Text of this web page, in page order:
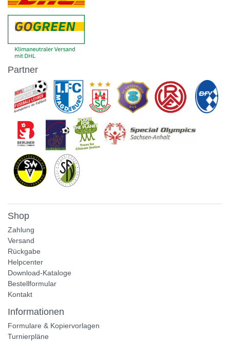
Partner
Shop
Zahlung
Versand
Rückgabe
Helpcenter
Download-Kataloge
Bestellformular
Kontakt
Informationen
Formulare & Kopiervorlagen
Turnierpläne